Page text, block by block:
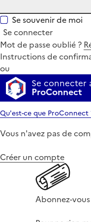
Se souvenir de moi
Se connecter
Mot de passe oublié ?
Instructions de
ou
Se connecter
ProConnect
Qu'est-ce que ProConnect
Vous n'avez pas de
Créer un compte
Abonnez-